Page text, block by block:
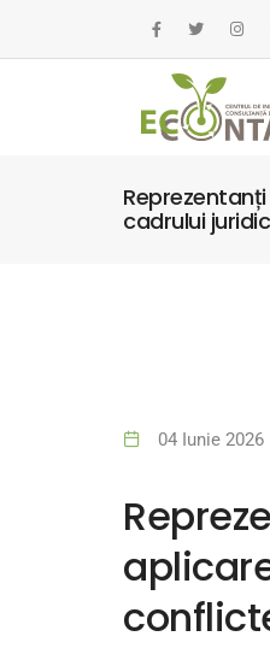
cadrului
04 Iunie 2026